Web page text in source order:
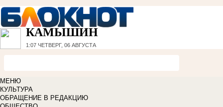
КАМЫШИН
1:07 ЧЕТВЕРГ, 06 АВГУСТА
МЕНЮ
КУЛЬТУРА
ОБРАЩЕНИЕ В РЕДАКЦИЮ